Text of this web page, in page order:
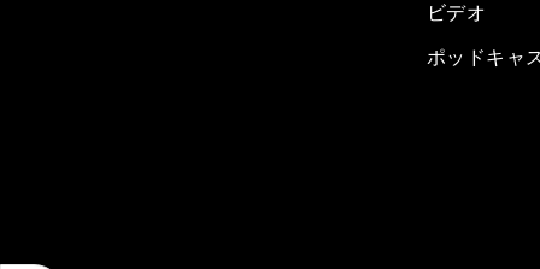
ビデオ
ポッドキャ